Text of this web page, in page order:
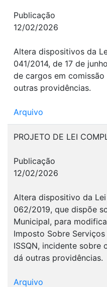
Publicação
12/02/2026
Altera dispositivos da
041/2014, de 17 de
de cargos em
outras providências.
Arquivo
PROJETO DE LEI
Publicação
12/02/2026
Altera dispositivo da
062/2019, que dispõe
Municipal, para
Imposto Sobre
ISSQN, incidente sobre
dá outras providências.
Arquivo